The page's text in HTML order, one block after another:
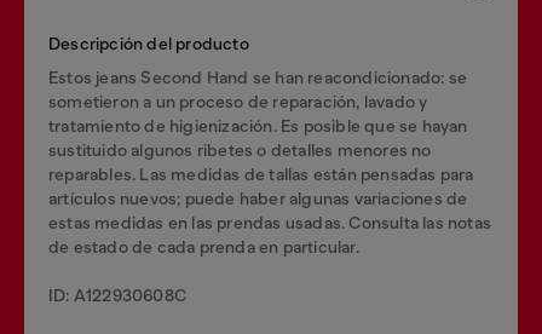
Descripción del producto
Estos jeans Second Hand se han reacondicionado: se
sometieron a un proceso de reparación, lavado y
tratamiento de higienización. Es posible que se hayan
sustituido algunos ribetes o detalles menores no
reparables. Las medidas de tallas están pensadas para
artículos nuevos; puede haber algunas variaciones de
estas medidas en las prendas usadas. Consulta las notas
de estado de cada prenda en particular.
ID: A122930608C